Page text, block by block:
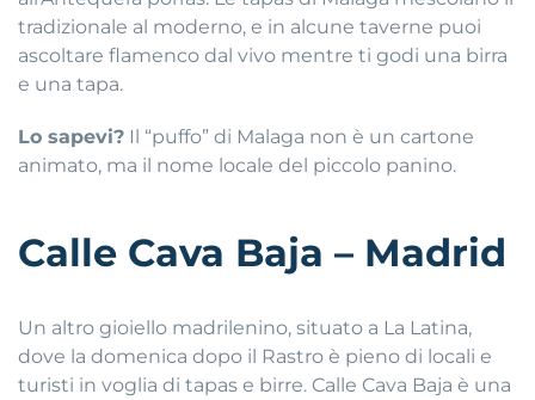
tradizionale al moderno, e in alcune taverne puoi
ascoltare flamenco dal vivo mentre ti godi una birra
e una tapa.
Lo sapevi? Il “puffo” di Malaga non è un cartone
animato, ma il nome locale del piccolo panino.
Calle Cava Baja – Madrid
Un altro gioiello madrilenino, situato a La Latina,
dove la domenica dopo il Rastro è pieno di locali e
turisti in voglia di tapas e birre. Calle Cava Baja è una